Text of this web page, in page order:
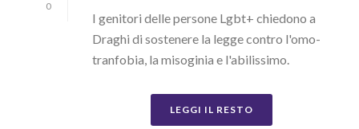
0
I genitori delle persone Lgbt+ chiedono a
Draghi di sostenere la legge contro l'omo-
tranfobia, la misoginia e l'abilissimo.
LEGGI IL RESTO